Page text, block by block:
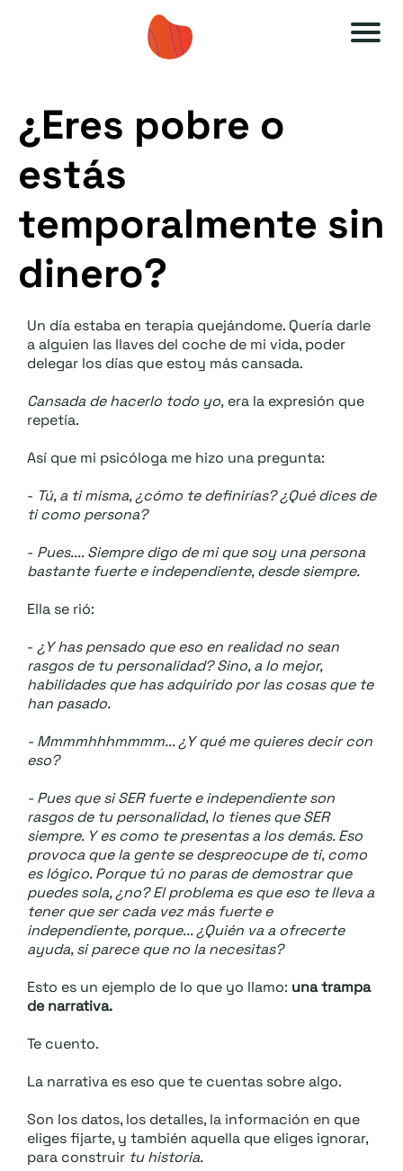
¿Eres pobre o
estás
temporalmente sin
dinero?
Un día estaba en terapia quejándome. Quería darle
a alguien las llaves del coche de mi vida, poder
delegar los días que estoy más cansada.
Cansada de hacerlo todo yo, era la expresión que
repetía.
Así que mi psicóloga me hizo una pregunta:
- Tú, a ti misma, ¿cómo te definirías? ¿Qué dices de
ti como persona?
- Pues.... Siempre digo de mi que soy una persona
bastante fuerte e independiente, desde siempre.
Ella se rió:
- ¿Y has pensado que eso en realidad no sean
rasgos de tu personalidad? Sino, a lo mejor,
habilidades que has adquirido por las cosas que te
han pasado.
- Mmmmhhhmmmm... ¿Y qué me quieres decir con
eso?
- Pues que si SER fuerte e independiente son
rasgos de tu personalidad, lo tienes que SER
siempre. Y es como te presentas a los demás. Eso
provoca que la gente se despreocupe de ti, como
es lógico. Porque tú no paras de demostrar que
puedes sola, ¿no? El problema es que eso te lleva a
tener que ser cada vez más fuerte e
independiente, porque... ¿Quién va a ofrecerte
ayuda, si parece que no la necesitas?
Esto es un ejemplo de lo que yo llamo: una trampa
de narrativa.
Te cuento.
La narrativa es eso que te cuentas sobre algo.
Son los datos, los detalles, la información en que
eliges fijarte, y también aquella que eliges ignorar,
para construir tu historia.